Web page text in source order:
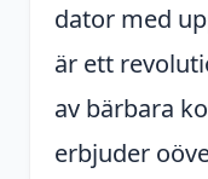
dator med
är ett
av bärbara
erbjuder